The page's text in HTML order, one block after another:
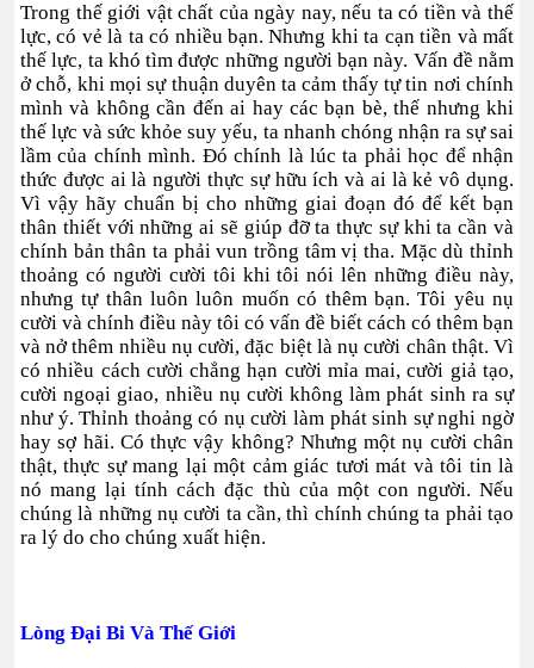
Trong thế giới vật chất của ngày nay, nếu ta có tiền và thế
lực, có vẻ là ta có nhiều bạn. Nhưng khi ta cạn tiền và mất
thế lực, ta khó tìm được những người bạn này. Vấn đề nằm
ở chỗ, khi mọi sự thuận duyên ta cảm thấy tự tin nơi chính
mình và không cần đến ai hay các bạn bè, thế nhưng khi
thế lực và sức khỏe suy yếu, ta nhanh chóng nhận ra sự sai
lầm của chính mình. Đó chính là lúc ta phải học để nhận
thức được ai là người thực sự hữu ích và ai là kẻ vô dụng.
Vì vậy hãy chuẩn bị cho những giai đoạn đó để kết bạn
thân thiết với những ai sẽ giúp đỡ ta thực sự khi ta cần và
chính bản thân ta phải vun trồng tâm vị tha. Mặc dù thỉnh
thoảng có người cười tôi khi tôi nói lên những điều này,
nhưng tự thân luôn luôn muốn có thêm bạn. Tôi yêu nụ
cười và chính điều này tôi có vấn đề biết cách có thêm bạn
và nở thêm nhiều nụ cười, đặc biệt là nụ cười chân thật. Vì
có nhiều cách cười chẳng hạn cười mỉa mai, cười giả tạo,
cười ngoại giao, nhiều nụ cười không làm phát sinh ra sự
như ý. Thỉnh thoảng có nụ cười làm phát sinh sự nghi ngờ
hay sợ hãi. Có thực vậy không? Nhưng một nụ cười chân
thật, thực sự mang lại một cảm giác tươi mát và tôi tin là
nó mang lại tính cách đặc thù của một con người. Nếu
chúng là những nụ cười ta cần, thì chính chúng ta phải tạo
ra lý do cho chúng xuất hiện.
Lòng Đại Bi Và Thế Giới